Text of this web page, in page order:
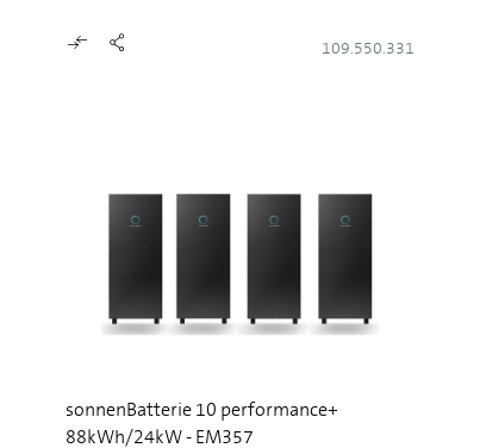
109.550.331
sonnenBatterie 10 performance+
88kWh/24kW - EM357